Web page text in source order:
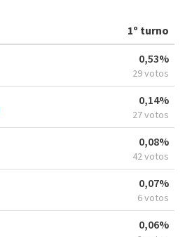
1º turno
0,53%
29 votos
0,14%
27 votos
0,08%
42 votos
0,07%
6 votos
0,06%